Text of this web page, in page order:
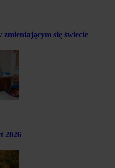
zmieniającym się świecie
2026